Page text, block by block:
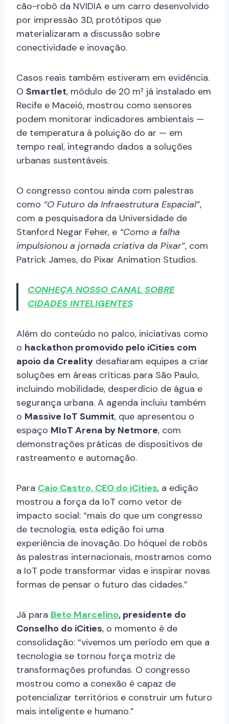
cão-robô da NVIDIA e um carro desenvolvido
por impressão 3D, protótipos que
materializaram a discussão sobre
conectividade e inovação.
Casos reais também estiveram em evidência.
O Smartlet, módulo de 20 m² já instalado em
Recife e Maceió, mostrou como sensores
podem monitorar indicadores ambientais —
de temperatura à poluição do ar — em
tempo real, integrando dados a soluções
urbanas sustentáveis.
O congresso contou ainda com palestras
como “O Futuro da Infraestrutura Espacial”,
com a pesquisadora da Universidade de
Stanford Negar Feher, e “Como a falha
impulsionou a jornada criativa da Pixar”, com
Patrick James, do Pixar Animation Studios.
CONHEÇA NOSSO CANAL SOBRE
CIDADES INTELIGENTES
Além do conteúdo no palco, iniciativas como
o hackathon promovido pelo iCities com
apoio da Creality desafiaram equipes a criar
soluções em áreas críticas para São Paulo,
incluindo mobilidade, desperdício de água e
segurança urbana. A agenda incluiu também
o Massive IoT Summit, que apresentou o
espaço MIoT Arena by Netmore, com
demonstrações práticas de dispositivos de
rastreamento e automação.
Para Caio Castro, CEO do iCities, a edição
mostrou a força da IoT como vetor de
impacto social: “mais do que um congresso
de tecnologia, esta edição foi uma
experiência de inovação. Do hóquei de robôs
às palestras internacionais, mostramos como
a IoT pode transformar vidas e inspirar novas
formas de pensar o futuro das cidades.”
Já para Beto Marcelino, presidente do
Conselho do iCities, o momento é de
consolidação: “vivemos um período em que a
tecnologia se tornou força motriz de
transformações profundas. O congresso
mostrou como a conexão é capaz de
potencializar territórios e construir um futuro
mais inteligente e humano.”